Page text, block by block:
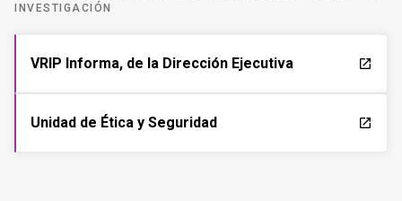
INVESTIGACIÓN
VRIP Informa, de la Dirección Ejecutiva launch
Unidad de Ética y Seguridad launch